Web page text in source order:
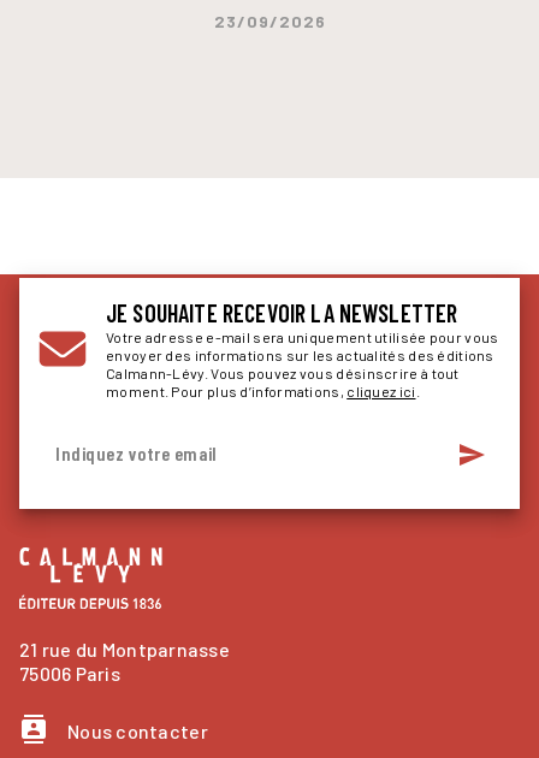
23/09/2026
JE SOUHAITE RECEVOIR LA NEWSLETTER
Votre adresse e-mail sera uniquement utilisée pour vous
envoyer des informations sur les actualités des éditions
Calmann-Lévy. Vous pouvez vous désinscrire à tout
moment. Pour plus d’informations, cliquez ici
Indiquez votre email send
21 rue du Montparnasse
75006 Paris
contacts Nous contacter